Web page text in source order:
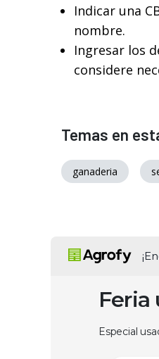
Indicar una
nombre.
Ingresar los
considere
Temas en
ganaderia
Feria
Especial